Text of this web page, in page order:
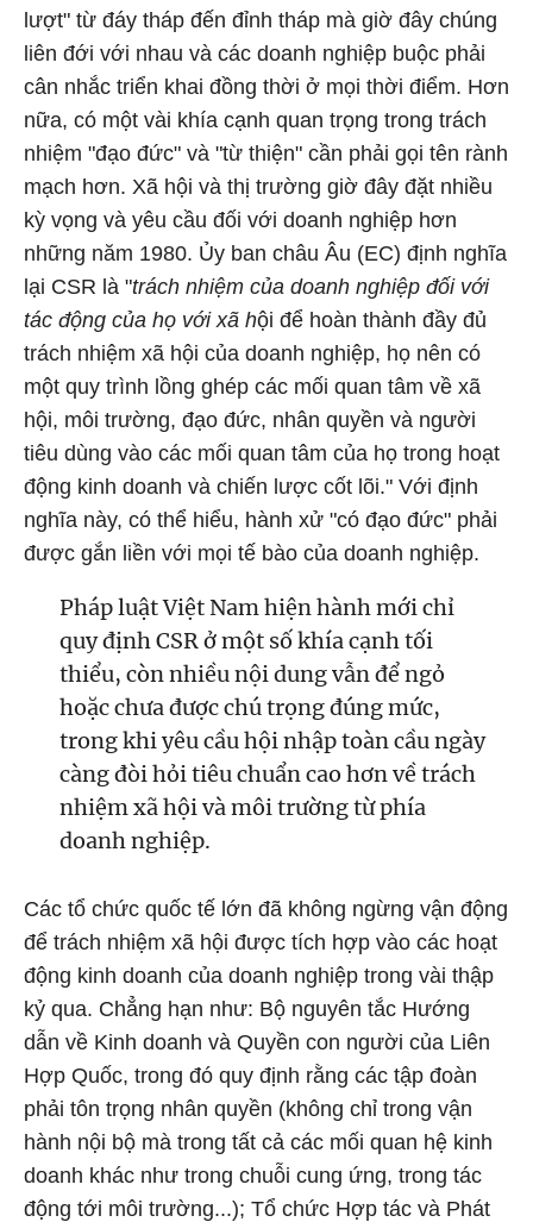
lượt" từ đáy tháp đến đỉnh tháp mà giờ đây chúng
liên đới với nhau và các doanh nghiệp buộc phải
cân nhắc triển khai đồng thời ở mọi thời điểm. Hơn
nữa, có một vài khía cạnh quan trọng trong trách
nhiệm "đạo đức" và "từ thiện" cần phải gọi tên rành
mạch hơn. Xã hội và thị trường giờ đây đặt nhiều
kỳ vọng và yêu cầu đối với doanh nghiệp hơn
những năm 1980. Ủy ban châu Âu (EC) định nghĩa
lại CSR là "trách nhiệm của doanh nghiệp đối với
tác động của họ với xã hội để hoàn thành đầy đủ
trách nhiệm xã hội của doanh nghiệp, họ nên có
một quy trình lồng ghép các mối quan tâm về xã
hội, môi trường, đạo đức, nhân quyền và người
tiêu dùng vào các mối quan tâm của họ trong hoạt
động kinh doanh và chiến lược cốt lõi." Với định
nghĩa này, có thể hiểu, hành xử "có đạo đức" phải
được gắn liền với mọi tế bào của doanh nghiệp.
Pháp luật Việt Nam hiện hành mới chỉ
quy định CSR ở một số khía cạnh tối
thiểu, còn nhiều nội dung vẫn để ngỏ
hoặc chưa được chú trọng đúng mức,
trong khi yêu cầu hội nhập toàn cầu ngày
càng đòi hỏi tiêu chuẩn cao hơn về trách
nhiệm xã hội và môi trường từ phía
doanh nghiệp.
Các tổ chức quốc tế lớn đã không ngừng vận động
để trách nhiệm xã hội được tích hợp vào các hoạt
động kinh doanh của doanh nghiệp trong vài thập
kỷ qua. Chẳng hạn như: Bộ nguyên tắc Hướng
dẫn về Kinh doanh và Quyền con người của Liên
Hợp Quốc, trong đó quy định rằng các tập đoàn
phải tôn trọng nhân quyền (không chỉ trong vận
hành nội bộ mà trong tất cả các mối quan hệ kinh
doanh khác như trong chuỗi cung ứng, trong tác
động tới môi trường...); Tổ chức Hợp tác và Phát